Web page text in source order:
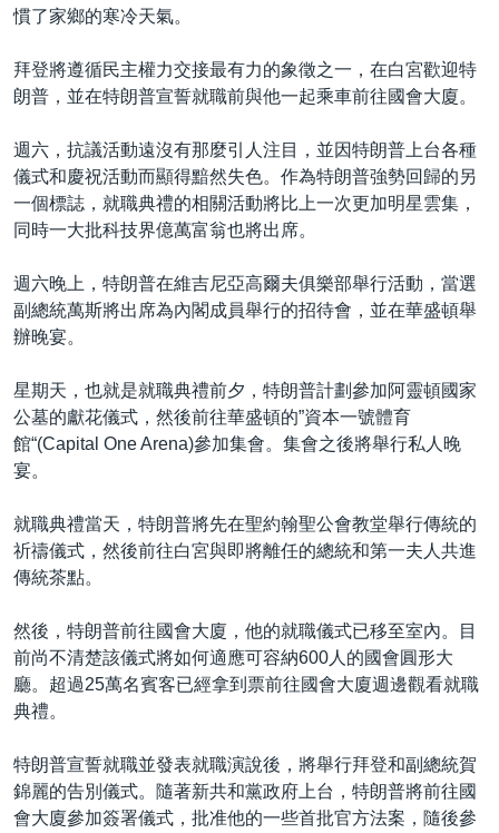
慣了家鄉的寒冷天氣。
拜登將遵循民主權力交接最有力的象徵之一，在白宮歡迎特
朗普，並在特朗普宣誓就職前與他一起乘車前往國會大廈。
週六，抗議活動遠沒有那麼引人注目，並因特朗普上台各種
儀式和慶祝活動而顯得黯然失色。作為特朗普強勢回歸的另
一個標誌，就職典禮的相關活動將比上一次更加明星雲集，
同時一大批科技界億萬富翁也將出席。
週六晚上，特朗普在維吉尼亞高爾夫俱樂部舉行活動，當選
副總統萬斯將出席為內閣成員舉行的招待會，並在華盛頓舉
辦晚宴。
星期天，也就是就職典禮前夕，特朗普計劃參加阿靈頓國家
公墓的獻花儀式，然後前往華盛頓的”資本一號體育
館“(Capital One Arena)參加集會。集會之後將舉行私人晚
宴。
就職典禮當天，特朗普將先在聖約翰聖公會教堂舉行傳統的
祈禱儀式，然後前往白宮與即將離任的總統和第一夫人共進
傳統茶點。
然後，特朗普前往國會大廈，他的就職儀式已移至室內。目
前尚不清楚該儀式將如何適應可容納600人的國會圓形大
廳。超過25萬名賓客已經拿到票前往國會大廈週邊觀看就職
典禮。
特朗普宣誓就職並發表就職演說後，將舉行拜登和副總統賀
錦麗的告別儀式。隨著新共和黨政府上台，特朗普將前往國
會大廈參加簽署儀式，批准他的一些首批官方法案，隨後參